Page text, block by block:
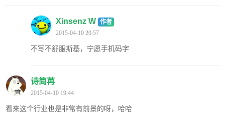
Xinsenz W 作者
2015-04-10 20:57
不写不舒服斯基，宁愿手机码字
诗简苒
2015-04-10 19:44
看来这个行业也是非常有前景的呀，哈哈